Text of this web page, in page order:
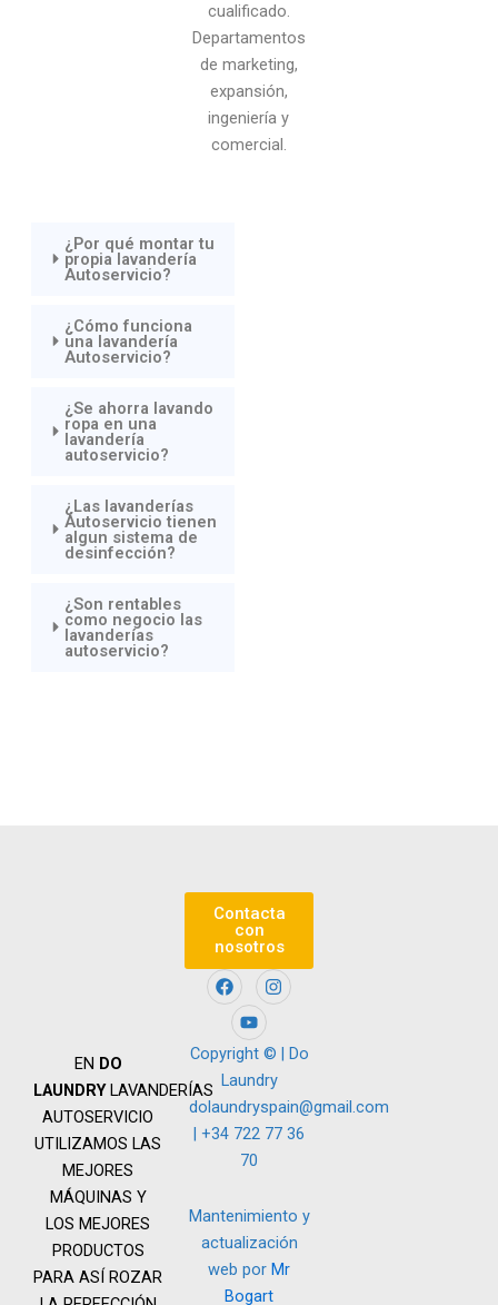
cualificado.
Departamentos
de marketing,
expansión,
ingeniería y
comercial.
¿Por qué montar tu
propia lavandería
Autoservicio?
¿Cómo funciona
una lavandería
Autoservicio?
¿Se ahorra lavando
ropa en una
lavandería
autoservicio?
¿Las lavanderías
Autoservicio tienen
algun sistema de
desinfección?
¿Son rentables
como negocio las
lavanderías
autoservicio?
EN DO
LAUNDRYLAVANDERÍAS
AUTOSERVICIO
UTILIZAMOS LAS
MEJORES
MÁQUINAS Y
LOS MEJORES
PRODUCTOS
PARA ASÍ ROZAR
Contacta
con
nosotros
F
a
c
e
b
o
o
k
I
n
a
g
r
a
m
Y
o
u
t
u
b
e
Copyright © | Do
Laundry
dolaundryspain@gmail.com
| +34 722 77 36
70
Mantenimiento y
actualización
web por Mr
Bogart